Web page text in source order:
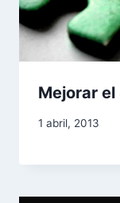
Mejorar el
1 abril, 2013